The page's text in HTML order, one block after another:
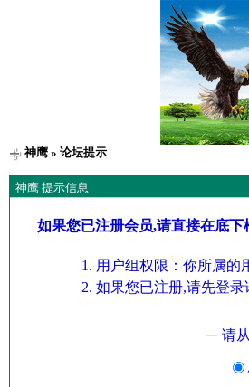
神鹰» 论坛提示
神鹰 提示信息
如果您已注册会员,请直接在底
用户组权限：你所属的
如果您已注册,请先登
请